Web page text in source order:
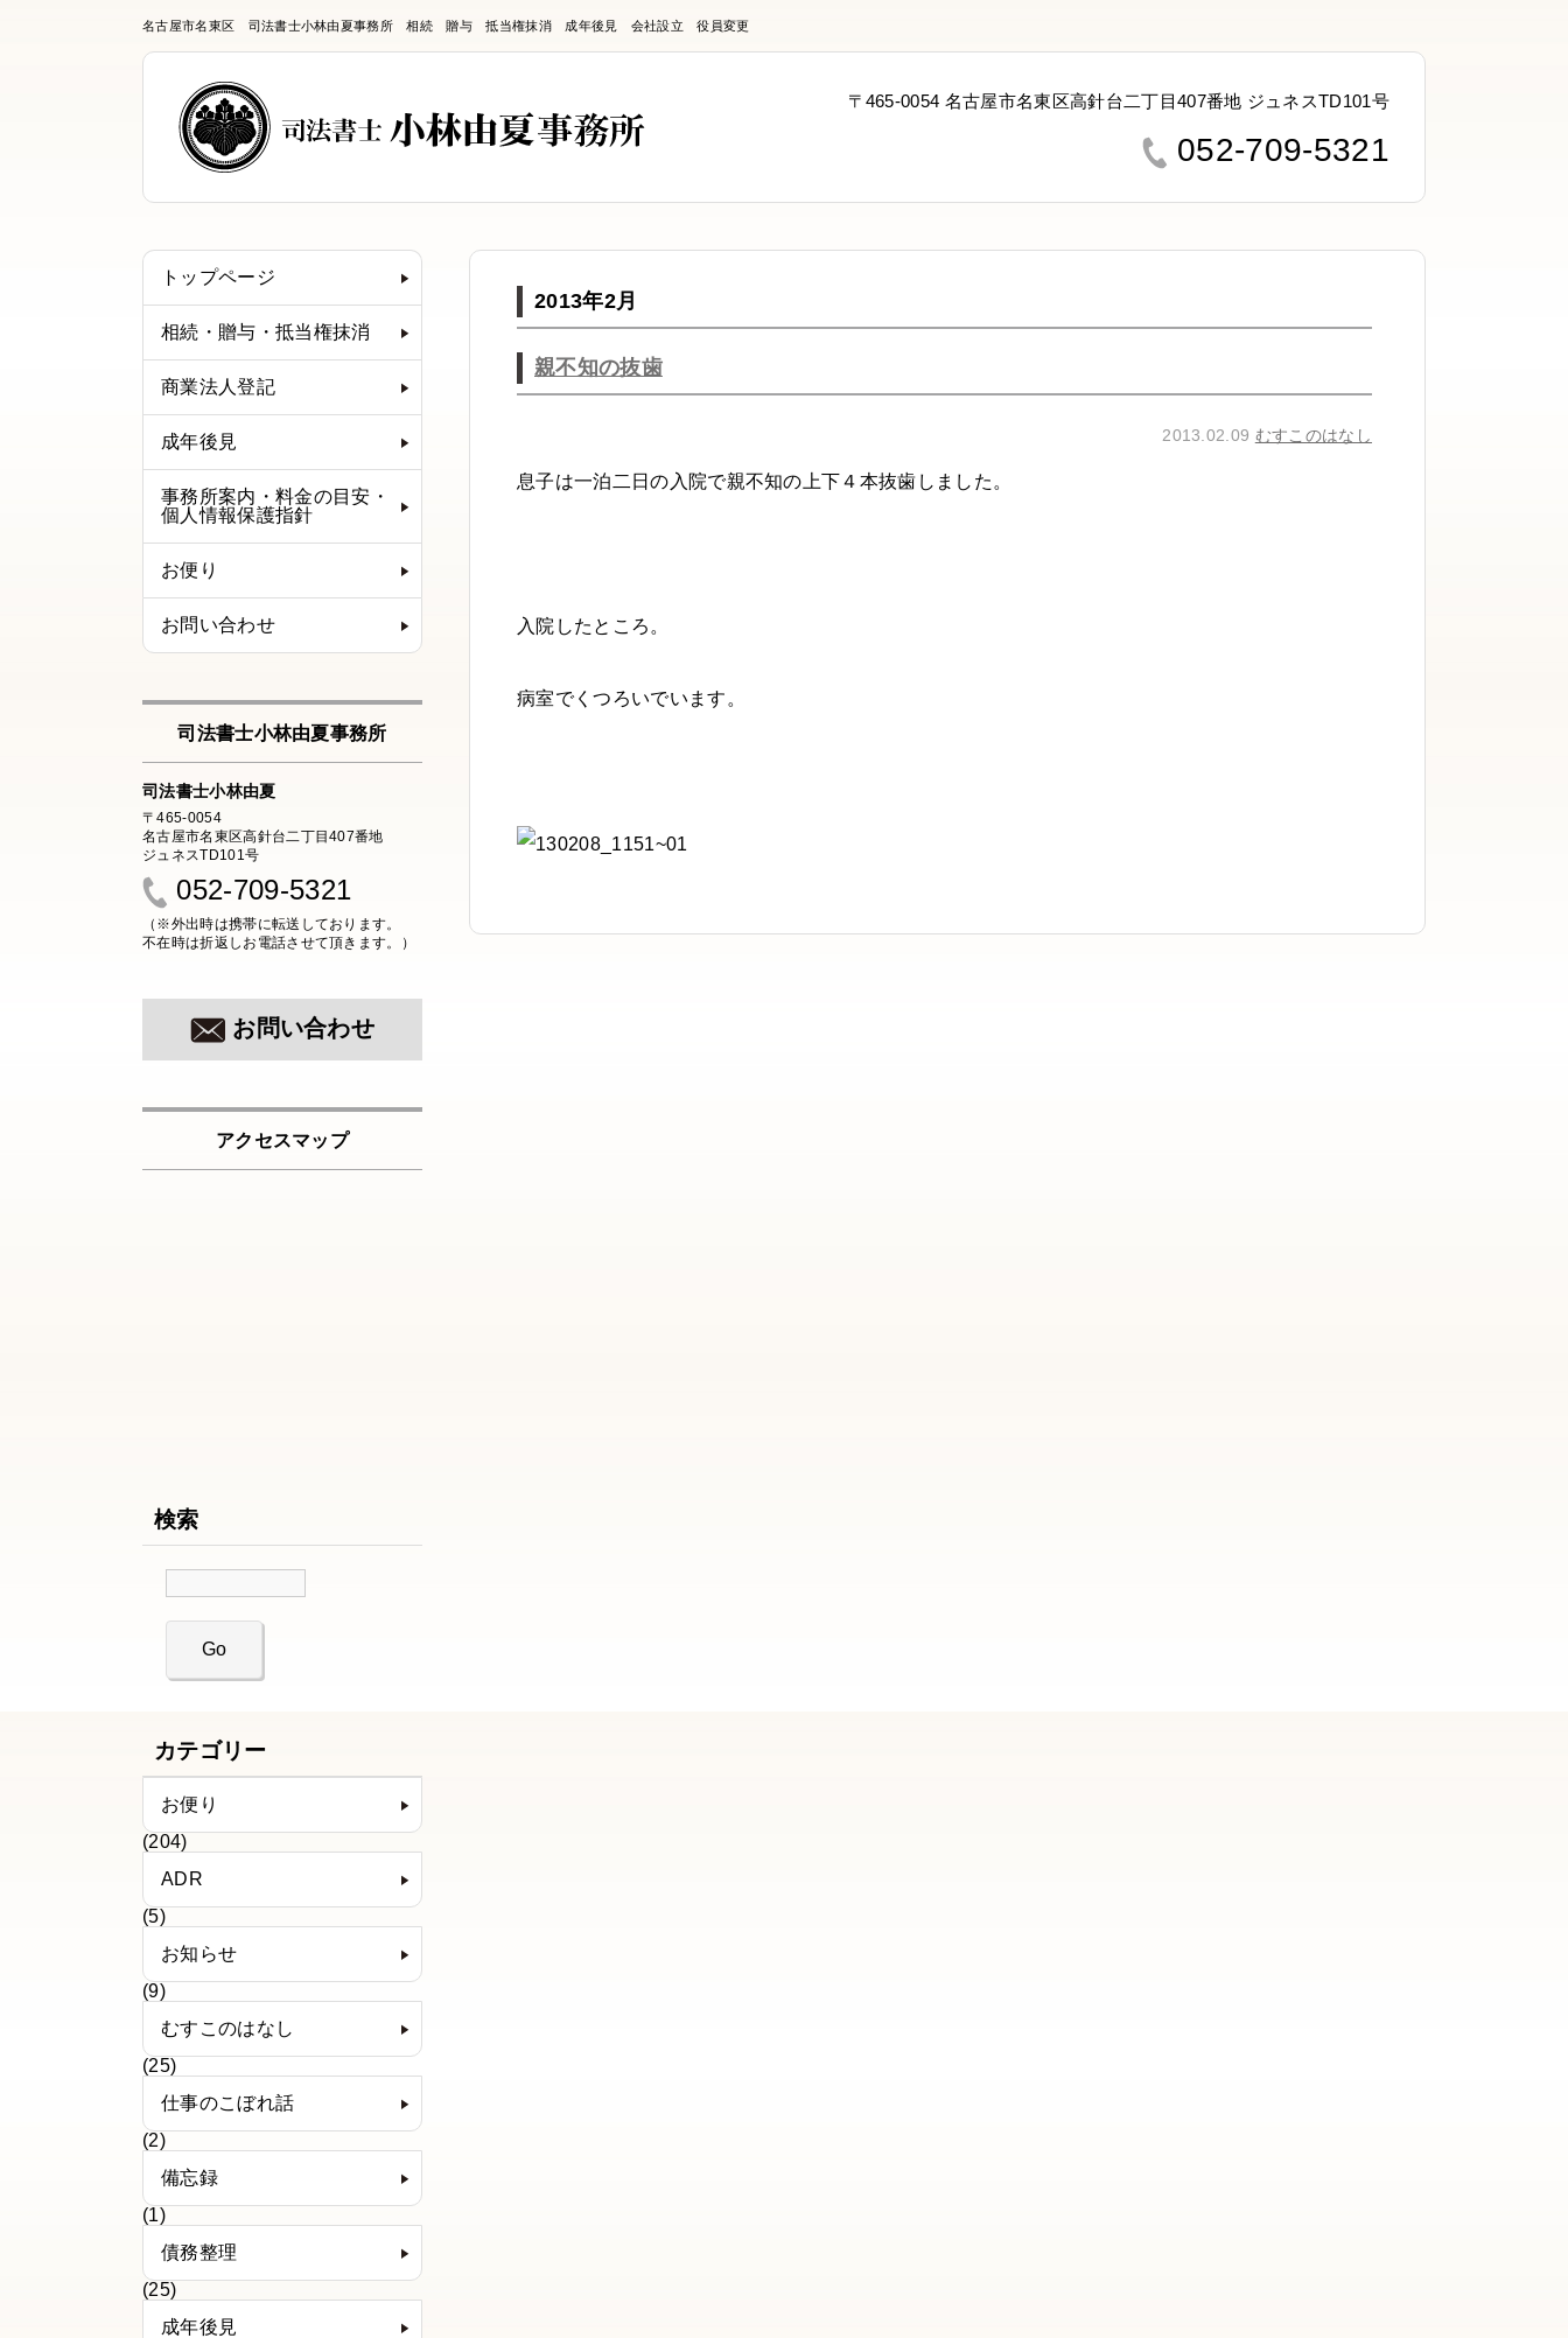
名古屋市名東区 司法書士小林由夏事務所 相続 贈与 抵当権抹消 成年後見 会社設立 役員変更
〒465-0054 名古屋市名東区高針台二丁目407番地 ジュネスTD101号
052-709-5321
トップページ
相続・贈与・抵当権抹消
商業法人登記
成年後見
事務所案内・料金の目安・
個人情報保護指針
お便り
お問い合わせ
司法書士小林由夏事務所
司法書士小林由夏
〒465-0054
名古屋市名東区高針台二丁目407番地
ジュネスTD101号
052-709-5321
（※外出時は携帯に転送しております。
不在時は折返しお電話させて頂きます。）
お問い合わせ
アクセスマップ
検索
カテゴリー
お便り
(204)
ADR
(5)
お知らせ
(9)
むすこのはなし
(25)
仕事のこぼれ話
(2)
備忘録
(1)
債務整理
(25)
成年後見
2013年2月
親不知の抜歯
2013.02.09 むすこのはなし
息子は一泊二日の入院で親不知の上下４本抜歯しました。
入院したところ。
病室でくつろいでいます。